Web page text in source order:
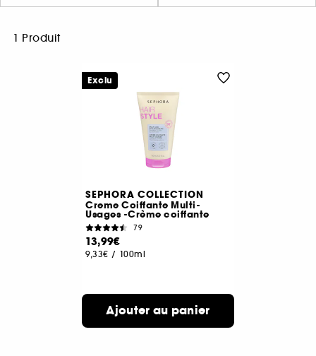
1 Produit
SEPHORA COLLECTION
Creme Coiffante Multi-
Usages -Crème coiffante
79
13,99€
9,33€ / 100ml
Ajouter au panier
Exclu